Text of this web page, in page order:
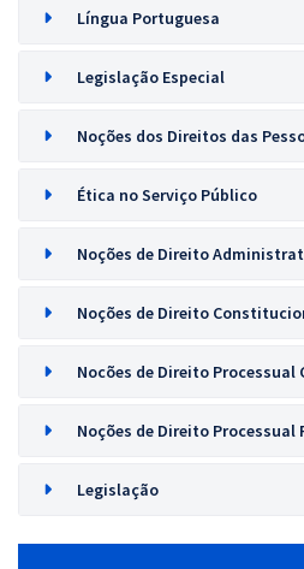
Língua Portuguesa
Legislação Especial
Noções dos Direitos das
Ética no Serviço Público
Noções de Direito
Noções de Direito
Nocões de Direito Processual
Noções de Direito Processual
Legislação